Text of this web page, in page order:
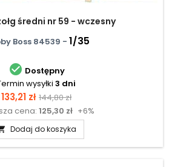
średni nr 59 - wczesny
Boss 84539 - 1/35
 Dostępny
wysyłki 3 dni
Cena
133,21 zł Cena
podstawowa
144,80 zł
cena: 125,30 zł +6%
Dodaj do koszyka